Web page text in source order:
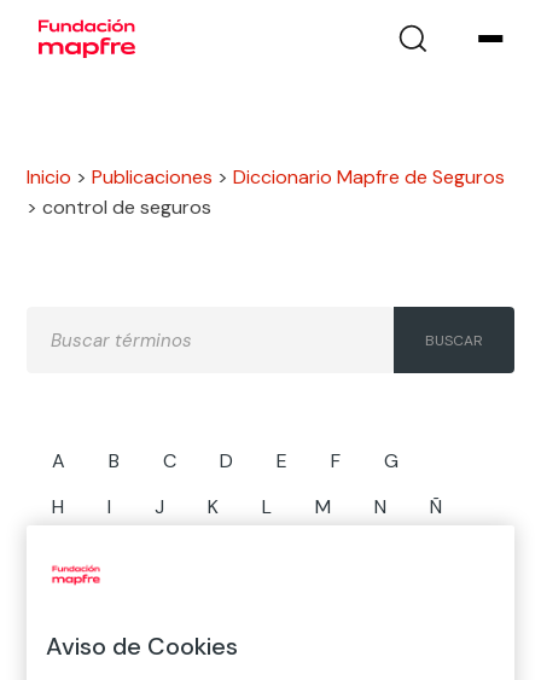
Inicio >Publicaciones >Diccionario Mapfre de Seguros
>control de seguros
A B C D E F
G
H
I J K L M N
Ñ
Diccionario de seguros
Aviso de Cookies